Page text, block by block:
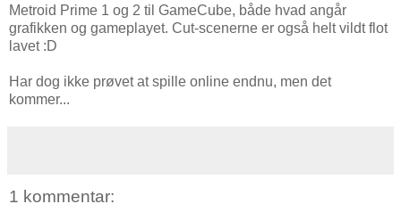
Metroid Prime 1 og 2 til GameCube, både hvad angår
grafikken og gameplayet. Cut-scenerne er også helt vildt flot
lavet :D
Har dog ikke prøvet at spille online endnu, men det
kommer...
1 kommentar: